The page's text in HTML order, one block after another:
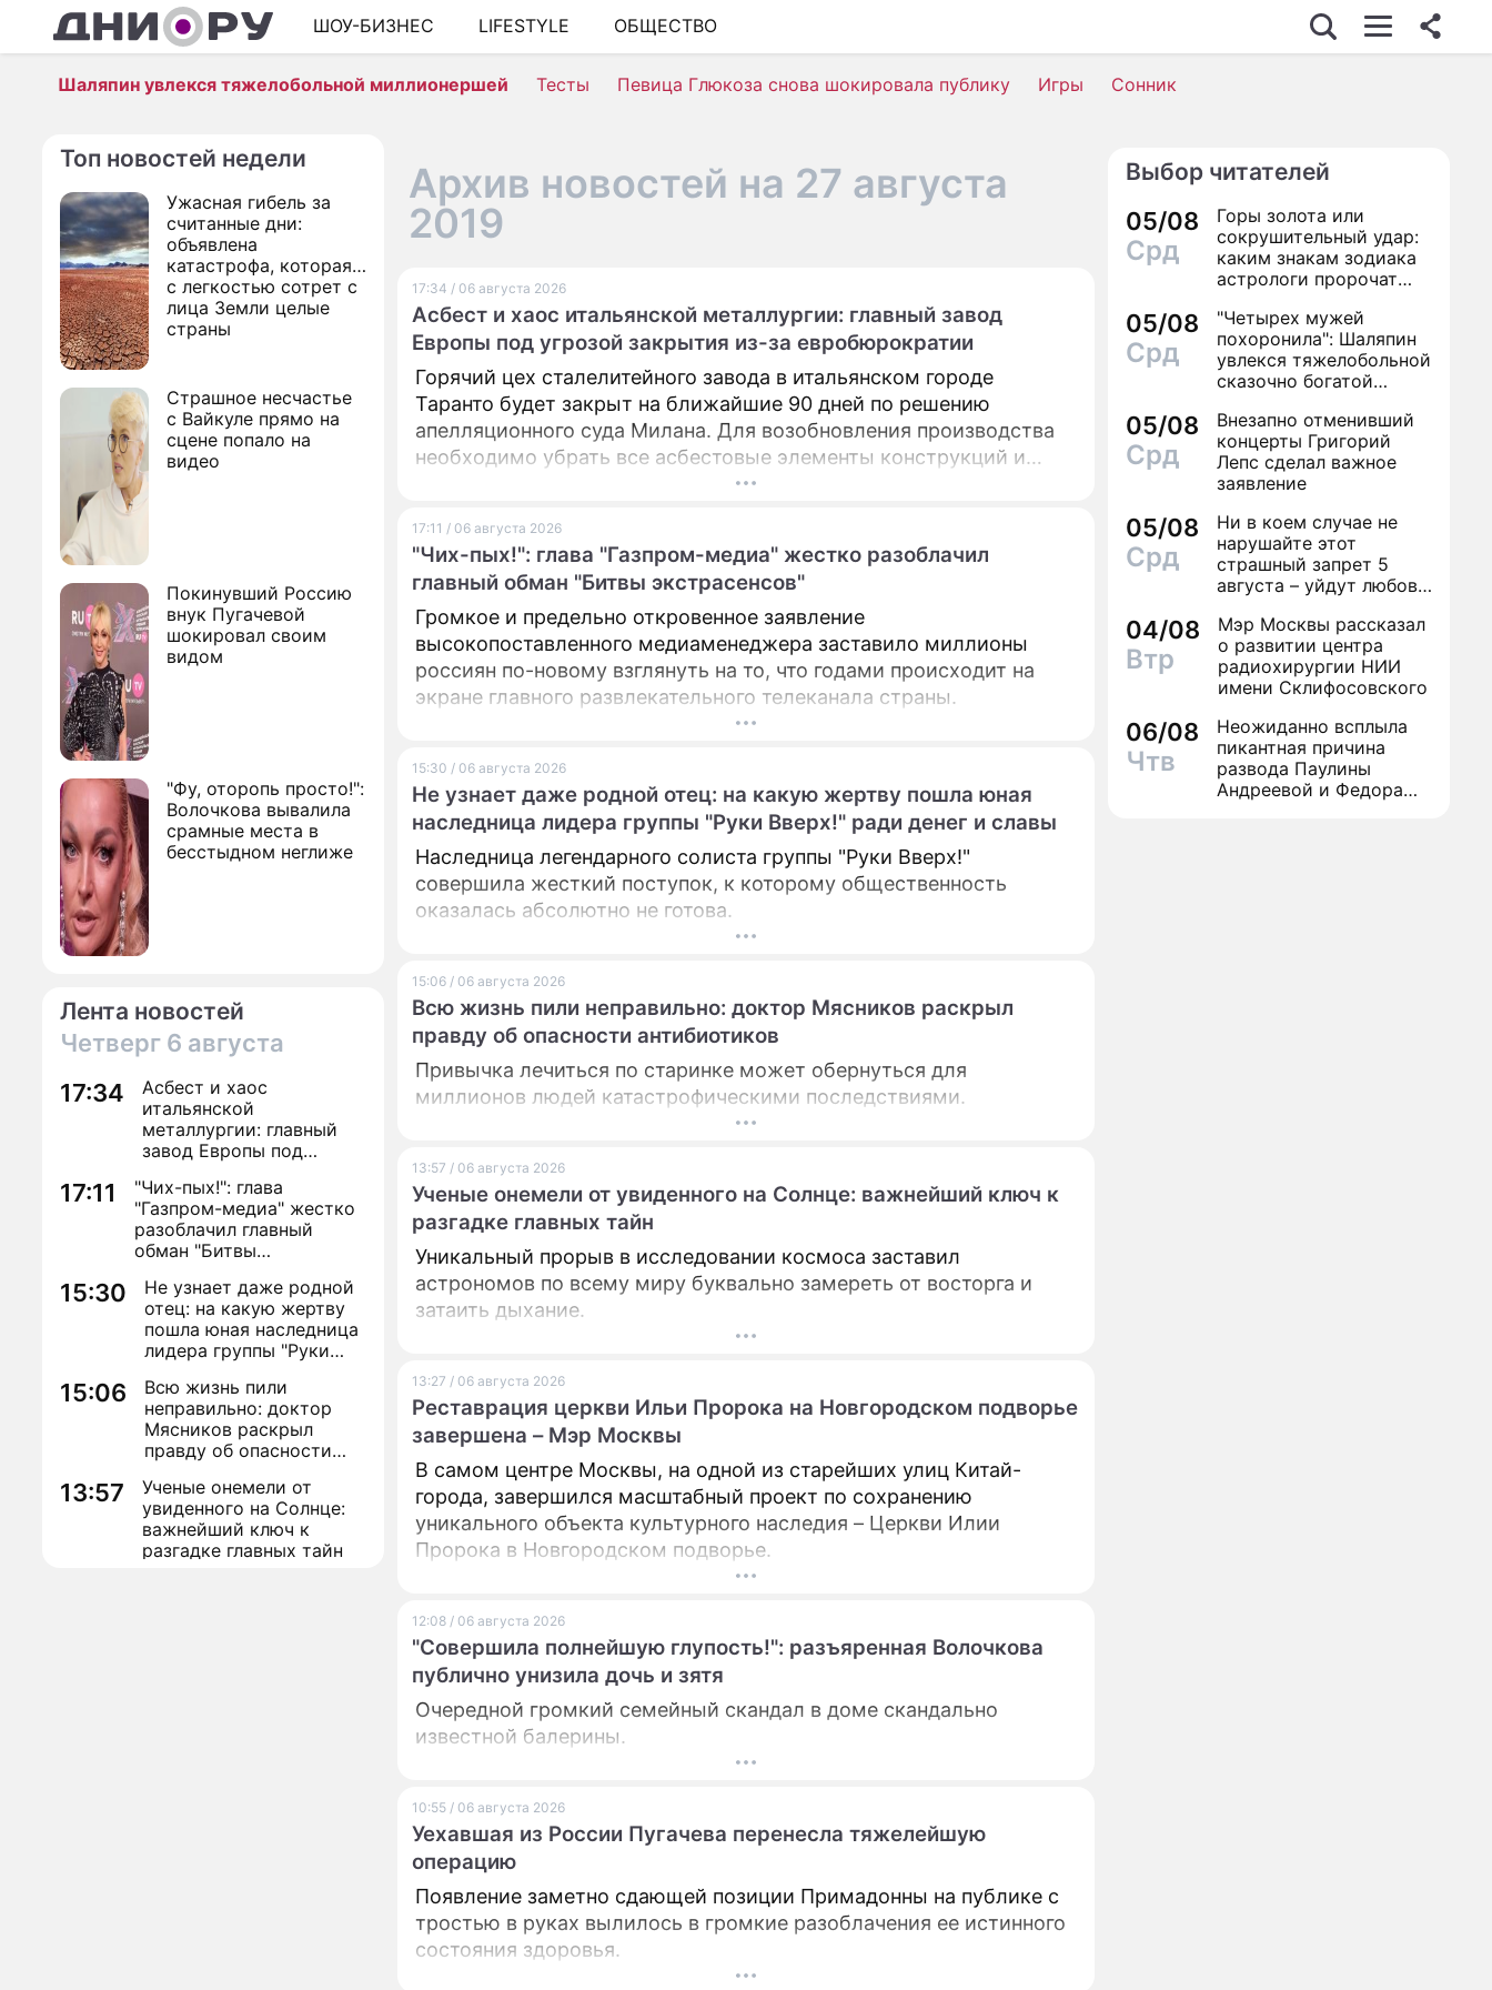
ШОУ-БИЗНЕС LIFESTYLE
ОБЩЕСТВО
ШОУ-БИЗНЕС
АВТО
НЕДВИЖИМОСТЬ
ПРОИСШЕСТВИЯ
СТИЛЬ ЖИЗНИ
СЕРИАЛЫ
О ПРОЕКТЕ
Шаляпин увлекся тяжелобольной миллионершей Тесты Певица Глюкоза снова шокировала публику Игры Сонник
Топ новостей недели
Ужасная гибель за
считанные дни:
объявлена
катастрофа, которая
с легкостью сотрет с
лица Земли целые
страны
Страшное несчастье
с Вайкуле прямо на
сцене попало на
видео
Покинувший Россию
внук Пугачевой
шокировал своим
видом
"Фу, оторопь просто!":
Волочкова вывалила
срамные места в
бесстыдном неглиже
Лента новостей
Четверг 6 августа
17:34
Асбест и хаос
итальянской
металлургии: главный
завод Европы под
евробюрократии
17:11
"Чих-пых!": глава
"Газпром-медиа" жестко
разоблачил главный
обман "Битвы
15:30
Не узнает даже родной
отец: на какую жертву
пошла юная наследница
лидера группы "Руки
славы
15:06
Всю жизнь пили
неправильно: доктор
Мясников раскрыл
правду об опасности
13:57
Ученые онемели от
увиденного на Солнце:
важнейший ключ к
разгадке главных тайн
Архив новостей на 27 августа
2019
17:34 / 06 августа 2026
Асбест и хаос итальянской металлургии: главный завод
Европы под угрозой закрытия из-за евробюрократии
Горячий цех сталелитейного завода в итальянском городе
Таранто будет закрыт на ближайшие 90 дней по решению
апелляционного суда Милана. Для возобновления производства
необходимо убрать все асбестовые элементы конструкций и
оборудования из цеха, сообщает портал Eurometal.
17:11 / 06 августа 2026
"Чих-пых!": глава "Газпром-медиа" жестко разоблачил
главный обман "Битвы экстрасенсов"
Громкое и предельно откровенное заявление
высокопоставленного медиаменеджера заставило миллионы
россиян по-новому взглянуть на то, что годами происходит на
экране главного развлекательного телеканала страны.
15:30 / 06 августа 2026
Не узнает даже родной отец: на какую жертву пошла юная
наследница лидера группы "Руки Вверх!" ради денег и славы
Наследница легендарного солиста группы "Руки Вверх!"
совершила жесткий поступок, к которому общественность
оказалась абсолютно не готова.
15:06 / 06 августа 2026
Всю жизнь пили неправильно: доктор Мясников раскрыл
правду об опасности антибиотиков
Привычка лечиться по старинке может обернуться для
миллионов людей катастрофическими последствиями.
13:57 / 06 августа 2026
Ученые онемели от увиденного на Солнце: важнейший ключ к
разгадке главных тайн
Уникальный прорыв в исследовании космоса заставил
астрономов по всему миру буквально замереть от восторга и
затаить дыхание.
13:27 / 06 августа 2026
Реставрация церкви Ильи Пророка на Новгородском подворье
завершена – Мэр Москвы
В самом центре Москвы, на одной из старейших улиц Китай-
города, завершился масштабный проект по сохранению
уникального объекта культурного наследия – Церкви Илии
Пророка в Новгородском подворье.
12:08 / 06 августа 2026
"Совершила полнейшую глупость!": разъяренная Волочкова
публично унизила дочь и зятя
Очередной громкий семейный скандал в доме скандально
известной балерины.
10:55 / 06 августа 2026
Уехавшая из России Пугачева перенесла тяжелейшую
операцию
Появление заметно сдающей позиции Примадонны на публике с
тростью в руках вылилось в громкие разоблачения ее истинного
состояния здоровья.
Выбор читателей
05/08
Срд
Горы золота или
сокрушительный удар:
каким знакам зодиака
астрологи пророчат
05/08
Срд
"Четырех мужей
похоронила": Шаляпин
увлекся тяжелобольной
сказочно богатой
05/08
Срд
Внезапно отменивший
концерты Григорий
Лепс сделал важное
заявление
05/08
Срд
Ни в коем случае не
нарушайте этот
страшный запрет 5
августа – уйдут любовь
04/08
Втр
Мэр Москвы рассказал
о развитии центра
радиохирургии НИИ
имени Склифосовского
06/08
Чтв
Неожиданно всплыла
пикантная причина
развода Паулины
Андреевой и Федора